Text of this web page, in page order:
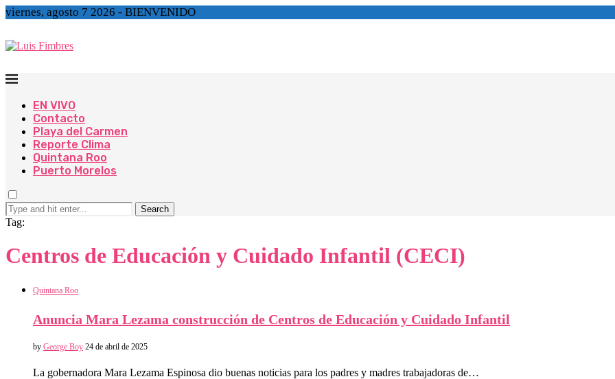
viernes, agosto 7 2026 - BIENVENIDO
EN VIVO
Contacto
Playa del Carmen
Reporte Clima
Quintana Roo
Puerto Morelos
Search
Tag:
Centros de Educación y Cuidado Infantil (CECI)
Quintana Roo
Anuncia Mara Lezama construcción de Centros de Educación y Cuidado Infantil
by George Boy 24 de abril de 2025
La gobernadora Mara Lezama Espinosa dio buenas noticias para los padres y madres trabajadoras de…